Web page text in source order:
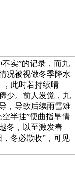
不实”的记录，而九
况被视做冬季降水
，此时若持续晴
少。前人发觉，九
，导致后续雨雪难
半挂”便曲指旱情
冬，以至激发春
冬必歉收”，可见